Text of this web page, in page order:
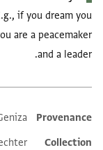
if you dream you
are a peacemaker
and a leader.
metadata
Provenance
Collection